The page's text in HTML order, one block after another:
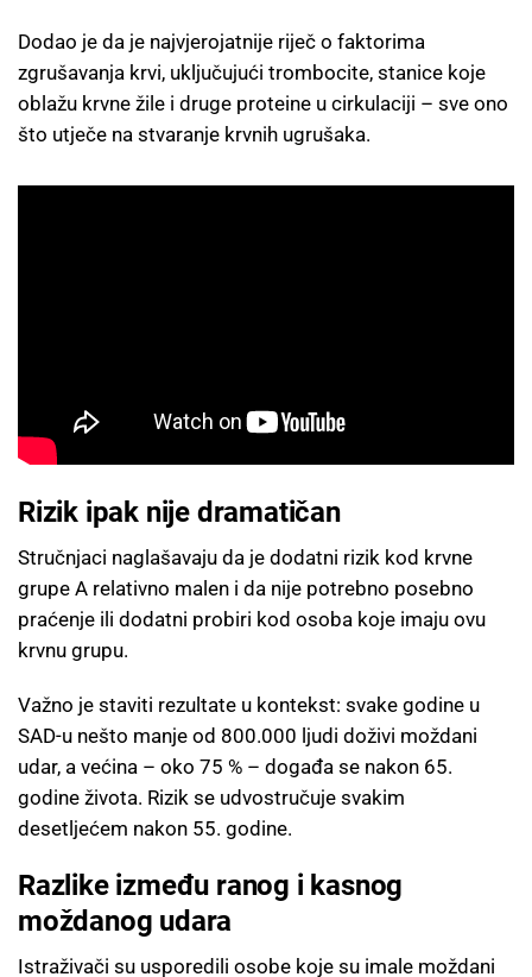
Dodao je da je najvjerojatnije riječ o faktorima
zgrušavanja krvi, uključujući trombocite, stanice koje
oblažu krvne žile i druge proteine u cirkulaciji – sve ono
što utječe na stvaranje krvnih ugrušaka.
Rizik ipak nije dramatičan
Stručnjaci naglašavaju da je dodatni rizik kod krvne
grupe A relativno malen i da nije potrebno posebno
praćenje ili dodatni probiri kod osoba koje imaju ovu
krvnu grupu.
Važno je staviti rezultate u kontekst: svake godine u
SAD-u nešto manje od 800.000 ljudi doživi moždani
udar, a većina – oko 75 % – događa se nakon 65.
godine života. Rizik se udvostručuje svakim
desetljećem nakon 55. godine.
Razlike između ranog i kasnog
moždanog udara
Istraživači su usporedili osobe koje su imale moždani